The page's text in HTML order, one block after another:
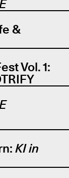
&
Vol. 1:
KI in